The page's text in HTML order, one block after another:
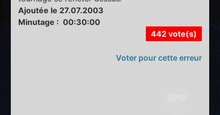
Ajoutée le 27.07.2003
Minutage : 00:30:00
442 vote(s)
Voter pour cette erreur